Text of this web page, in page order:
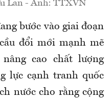
Lan - Ảnh: TTXVN
bước vào giai đoạn
đổi mới mạnh mẽ
cao chất lượng
lực cạnh tranh quốc
nước cho rằng cộng